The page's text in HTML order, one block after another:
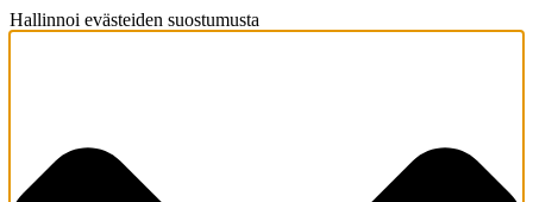
Hallinnoi evästeiden suostumusta